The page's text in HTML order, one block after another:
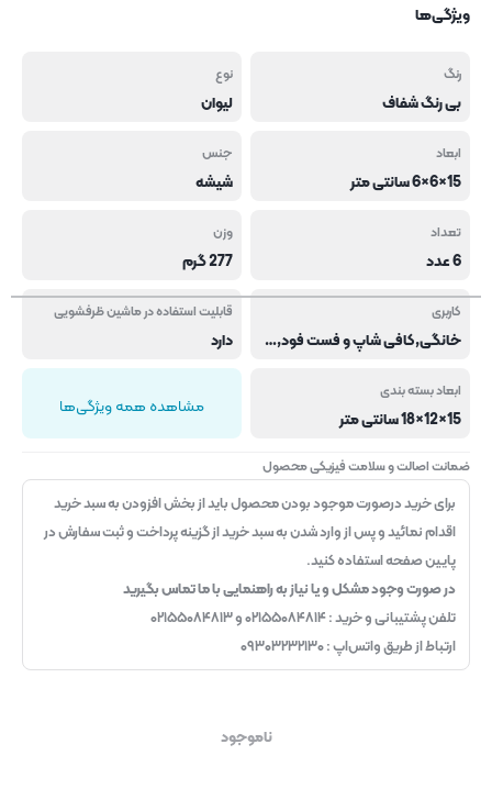
ویژگی‌ها
رنگ
بی رنگ شفاف
نوع
لیوان
ابعاد
15×6×6 سانتی متر
جنس
شیشه
تعداد
6 عدد
وزن
277 گرم
کاربری
خانگی,کافی شاپ و فست فود,هتل و رستوران
قابلیت استفاده در ماشین ظرفشویی
دارد
ابعاد بسته بندی
15×12×18 سانتی متر مشاهده همه ویژگی‌ها
ضمانت اصالت و سلامت فیزیکی محصول
برای خرید درصورت موجود بودن محصول باید از بخش افزودن به سبد خرید
اقدام نمائید و پس از وارد شدن به سبد خرید از گزینه پرداخت و ثبت سفارش در
پایین صفحه استفاده کنید.
در صورت وجود مشکل و یا نیاز به راهنمایی با ما تماس بگیرید
تلفن پشتیبانی و خرید : ۰۲۱۵۵۰۸۴۸۱۴ و ۰۲۱۵۵۰۸۴۸۱۳
ارتباط از طریق واتس‌اپ : ۰۹۳۰۳۲۳۲۱۳۰
ناموجود